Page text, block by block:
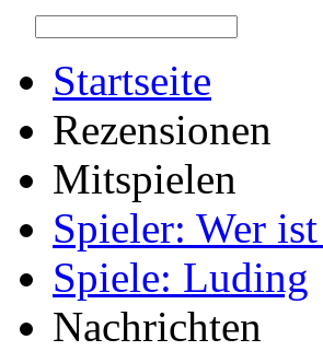
Startseite
Rezensionen
Mitspielen
Spieler: Wer
Spiele: Luding
Nachrichten